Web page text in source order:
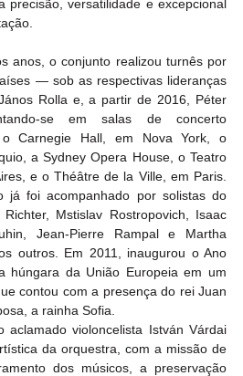
precisão, versatilidade e excepcional
anos, o conjunto realizou turnês por
— sob as respectivas lideranças
Rolla e, a partir de 2016, Péter
se em salas de concerto
o Carnegie Hall, em Nova York, o
a Sydney Opera House, o Teatro
e o Théâtre de la Ville, em Paris.
já foi acompanhado por solistas do
Mstislav Rostropovich, Isaac
Jean-Pierre Rampal e Martha
outros. Em 2011, inaugurou o Ano
húngara da União Europeia em um
contou com a presença do rei Juan
a rainha Sofia.
aclamado violoncelista István Várdai
da orquestra, com a missão de
dos músicos, a preservação